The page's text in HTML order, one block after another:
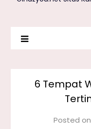
6 Tempat
Posted on